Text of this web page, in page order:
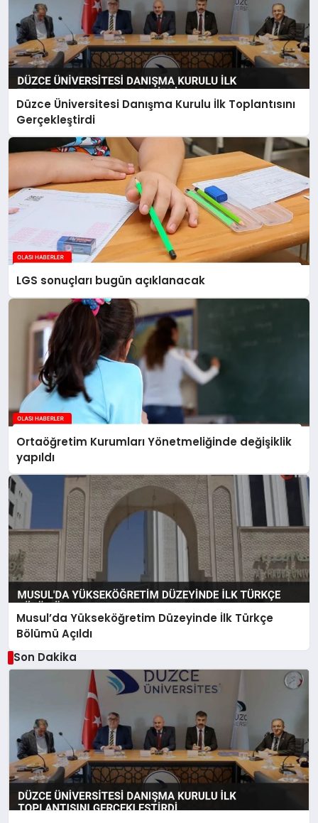
Düzce Üniversitesi Danışma Kurulu İlk Toplantısını
Gerçekleştirdi
LGS sonuçları bugün açıklanacak
Ortaöğretim Kurumları Yönetmeliğinde değişiklik
yapıldı
Musul’da Yükseköğretim Düzeyinde İlk Türkçe
Bölümü Açıldı
Son Dakika